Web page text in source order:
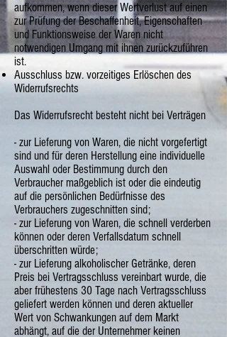
aufkommen, wenn dieser Wertverlust auf einen
zur Prüfung der Beschaffenheit, Eigenschaften
und Funktionsweise der Waren nicht
notwendigen Umgang mit ihnen zurückzuführen
ist.
Ausschluss bzw. vorzeitiges Erlöschen des
Widerrufsrechts
Das Widerrufsrecht besteht nicht bei Verträgen
- zur Lieferung von Waren, die nicht vorgefertigt
sind und für deren Herstellung eine individuelle
Auswahl oder Bestimmung durch den
Verbraucher maßgeblich ist oder die eindeutig
auf die persönlichen Bedürfnisse des
Verbrauchers zugeschnitten sind;
- zur Lieferung von Waren, die schnell verderben
können oder deren Verfallsdatum schnell
überschritten würde;
- zur Lieferung alkoholischer Getränke, deren
Preis bei Vertragsschluss vereinbart wurde, die
aber frühestens 30 Tage nach Vertragsschluss
geliefert werden können und deren aktueller
Wert von Schwankungen auf dem Markt
abhängt, auf die der Unternehmer keinen